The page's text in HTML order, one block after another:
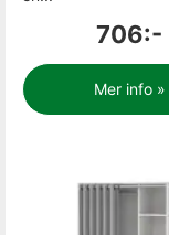
706:-
Mer info »